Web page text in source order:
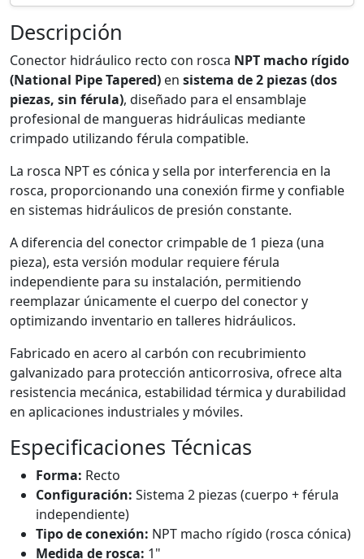
Descripción
Conector hidráulico recto con rosca NPT macho rígido
(National Pipe Tapered) en sistema de 2 piezas (dos
piezas, sin férula), diseñado para el ensamblaje
profesional de mangueras hidráulicas mediante
crimpado utilizando férula compatible.
La rosca NPT es cónica y sella por interferencia en la
rosca, proporcionando una conexión firme y confiable
en sistemas hidráulicos de presión constante.
A diferencia del conector crimpable de 1 pieza (una
pieza), esta versión modular requiere férula
independiente para su instalación, permitiendo
reemplazar únicamente el cuerpo del conector y
optimizando inventario en talleres hidráulicos.
Fabricado en acero al carbón con recubrimiento
galvanizado para protección anticorrosiva, ofrece alta
resistencia mecánica, estabilidad térmica y durabilidad
en aplicaciones industriales y móviles.
Especificaciones Técnicas
Forma: Recto
Configuración: Sistema 2 piezas (cuerpo + férula
independiente)
Tipo de conexión: NPT macho rígido (rosca cónica)
Medida de rosca: 1"